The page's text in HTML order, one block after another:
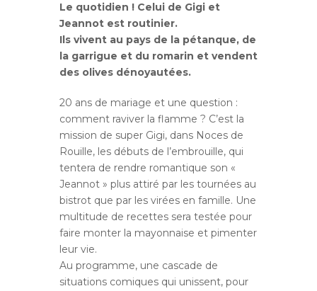
Le quotidien ! Celui de Gigi et
Jeannot est routinier.
Ils vivent au pays de la pétanque, de
la garrigue et du romarin et vendent
des olives dénoyautées.
20 ans de mariage et une question :
comment raviver la flamme ? C’est la
mission de super Gigi, dans Noces de
Rouille, les débuts de l’embrouille, qui
tentera de rendre romantique son «
Jeannot » plus attiré par les tournées au
bistrot que par les virées en famille. Une
multitude de recettes sera testée pour
faire monter la mayonnaise et pimenter
leur vie.
Au programme, une cascade de
situations comiques qui unissent, pour